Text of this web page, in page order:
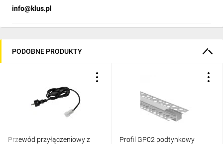
info@klus.pl
PODOBNE PRODUKTY
Przewód przyłączeniowy z
Profil GP02 podtynkowy